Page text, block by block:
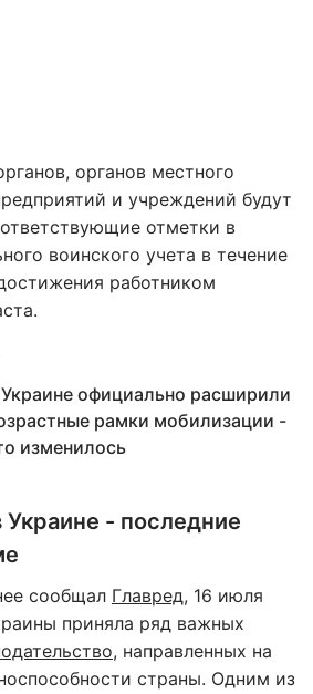
органов местного
и учреждений будут
отметки в
воинского учета в течение
работником
официально расширили
рамки мобилизации -
изменилось
- последние
сообщал Главред, 16 июля
приняла ряд важных
, направленных на
страны. Одним из